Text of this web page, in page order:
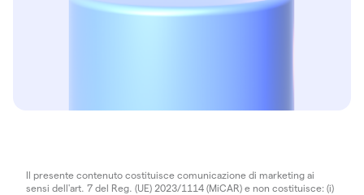
Il presente contenuto costituisce comunicazione di marketing ai
sensi dell'art. 7 del Reg. (UE) 2023/1114 (MiCAR) e non costituisce: (i)